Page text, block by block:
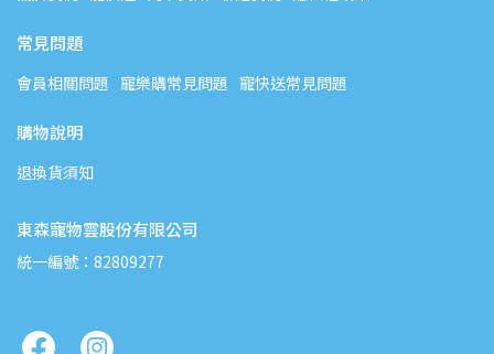
常見問題
會員相關問題 寵樂購常見問題 寵快送常見問題
購物說明
退換貨須知
東森寵物雲股份有限公司
統一編號：82809277